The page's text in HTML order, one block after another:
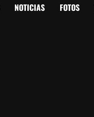
NOTICIAS FOTOS